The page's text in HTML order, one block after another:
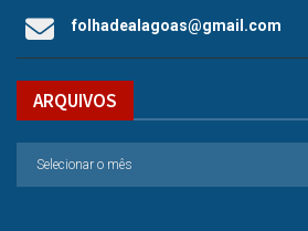
folhadealagoas@gmail.com
ARQUIVOS